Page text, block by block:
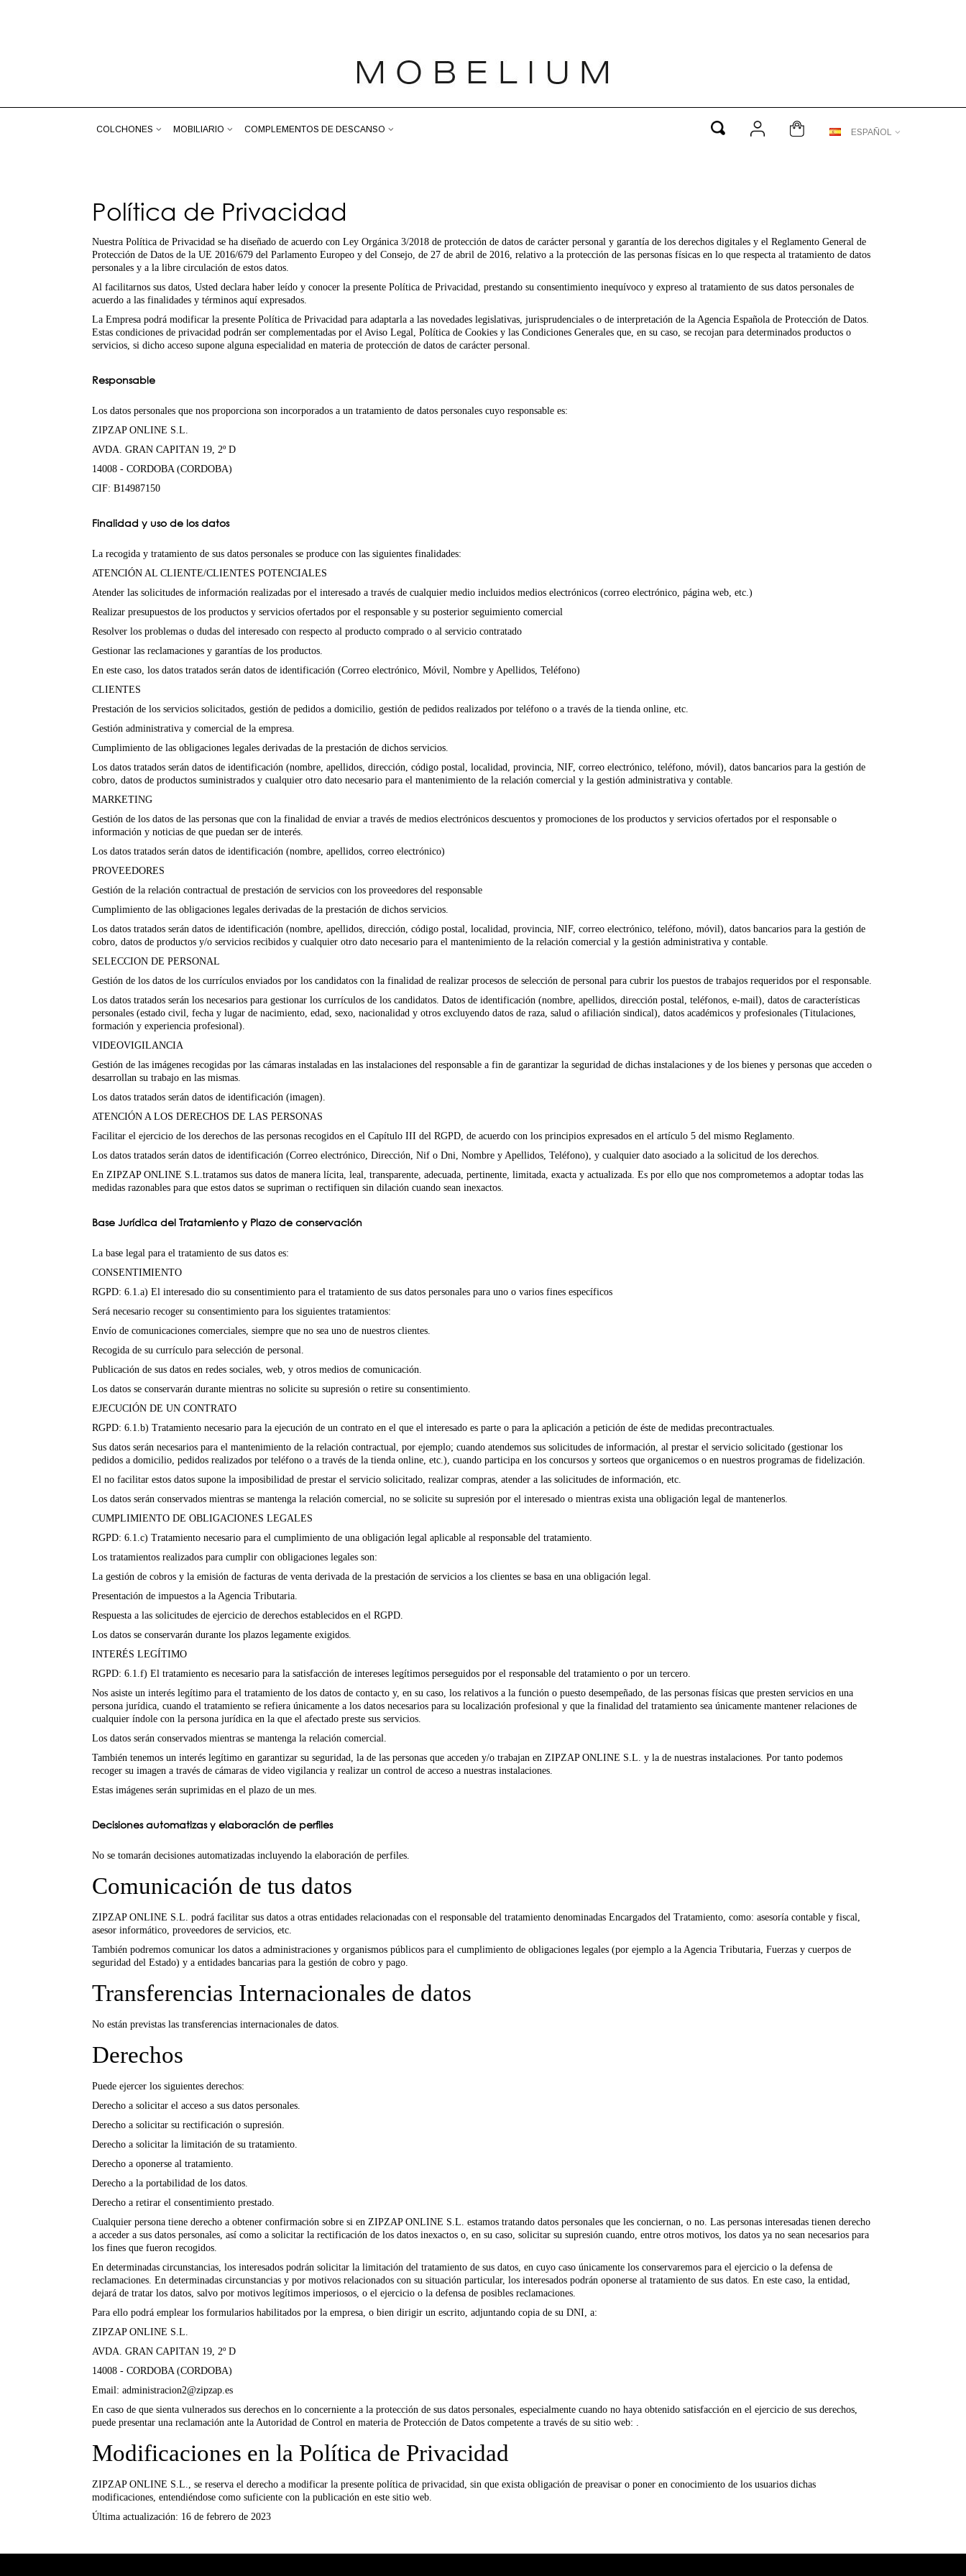
COLCHONES MOBILIARIO COMPLEMENTOS DE DESCANSO ESPAÑOL
Política de Privacidad
Nuestra Política de Privacidad se ha diseñado de acuerdo con Ley Orgánica 3/2018 de protección de datos de carácter personal y garantía de los derechos digitales y el Reglamento General de
Protección de Datos de la UE 2016/679 del Parlamento Europeo y del Consejo, de 27 de abril de 2016, relativo a la protección de las personas físicas en lo que respecta al tratamiento de datos
personales y a la libre circulación de estos datos.
Al facilitarnos sus datos, Usted declara haber leído y conocer la presente Política de Privacidad, prestando su consentimiento inequívoco y expreso al tratamiento de sus datos personales de
acuerdo a las finalidades y términos aquí expresados.
La Empresa podrá modificar la presente Política de Privacidad para adaptarla a las novedades legislativas, jurisprudenciales o de interpretación de la Agencia Española de Protección de Datos.
Estas condiciones de privacidad podrán ser complementadas por el Aviso Legal, Política de Cookies y las Condiciones Generales que, en su caso, se recojan para determinados productos o
servicios, si dicho acceso supone alguna especialidad en materia de protección de datos de carácter personal.
Responsable
Los datos personales que nos proporciona son incorporados a un tratamiento de datos personales cuyo responsable es:
ZIPZAP ONLINE S.L.
AVDA. GRAN CAPITAN 19, 2º D
14008 - CORDOBA (CORDOBA)
CIF: B14987150
Finalidad y uso de los datos
La recogida y tratamiento de sus datos personales se produce con las siguientes finalidades:
ATENCIÓN AL CLIENTE/CLIENTES POTENCIALES
Atender las solicitudes de información realizadas por el interesado a través de cualquier medio incluidos medios electrónicos (correo electrónico, página web, etc.)
Realizar presupuestos de los productos y servicios ofertados por el responsable y su posterior seguimiento comercial
Resolver los problemas o dudas del interesado con respecto al producto comprado o al servicio contratado
Gestionar las reclamaciones y garantías de los productos.
En este caso, los datos tratados serán datos de identificación (Correo electrónico, Móvil, Nombre y Apellidos, Teléfono)
CLIENTES
Prestación de los servicios solicitados, gestión de pedidos a domicilio, gestión de pedidos realizados por teléfono o a través de la tienda online, etc.
Gestión administrativa y comercial de la empresa.
Cumplimiento de las obligaciones legales derivadas de la prestación de dichos servicios.
Los datos tratados serán datos de identificación (nombre, apellidos, dirección, código postal, localidad, provincia, NIF, correo electrónico, teléfono, móvil), datos bancarios para la gestión de
cobro, datos de productos suministrados y cualquier otro dato necesario para el mantenimiento de la relación comercial y la gestión administrativa y contable.
MARKETING
Gestión de los datos de las personas que con la finalidad de enviar a través de medios electrónicos descuentos y promociones de los productos y servicios ofertados por el responsable o
información y noticias de que puedan ser de interés.
Los datos tratados serán datos de identificación (nombre, apellidos, correo electrónico)
PROVEEDORES
Gestión de la relación contractual de prestación de servicios con los proveedores del responsable
Cumplimiento de las obligaciones legales derivadas de la prestación de dichos servicios.
Los datos tratados serán datos de identificación (nombre, apellidos, dirección, código postal, localidad, provincia, NIF, correo electrónico, teléfono, móvil), datos bancarios para la gestión de
cobro, datos de productos y/o servicios recibidos y cualquier otro dato necesario para el mantenimiento de la relación comercial y la gestión administrativa y contable.
SELECCION DE PERSONAL
Gestión de los datos de los currículos enviados por los candidatos con la finalidad de realizar procesos de selección de personal para cubrir los puestos de trabajos requeridos por el responsable.
Los datos tratados serán los necesarios para gestionar los currículos de los candidatos. Datos de identificación (nombre, apellidos, dirección postal, teléfonos, e-mail), datos de características
personales (estado civil, fecha y lugar de nacimiento, edad, sexo, nacionalidad y otros excluyendo datos de raza, salud o afiliación sindical), datos académicos y profesionales (Titulaciones,
formación y experiencia profesional).
VIDEOVIGILANCIA
Gestión de las imágenes recogidas por las cámaras instaladas en las instalaciones del responsable a fin de garantizar la seguridad de dichas instalaciones y de los bienes y personas que acceden o
desarrollan su trabajo en las mismas.
Los datos tratados serán datos de identificación (imagen).
ATENCIÓN A LOS DERECHOS DE LAS PERSONAS
Facilitar el ejercicio de los derechos de las personas recogidos en el Capítulo III del RGPD, de acuerdo con los principios expresados en el artículo 5 del mismo Reglamento.
Los datos tratados serán datos de identificación (Correo electrónico, Dirección, Nif o Dni, Nombre y Apellidos, Teléfono), y cualquier dato asociado a la solicitud de los derechos.
En ZIPZAP ONLINE S.L.tratamos sus datos de manera lícita, leal, transparente, adecuada, pertinente, limitada, exacta y actualizada. Es por ello que nos comprometemos a adoptar todas las
medidas razonables para que estos datos se supriman o rectifiquen sin dilación cuando sean inexactos.
Base Jurídica del Tratamiento y Plazo de conservación
La base legal para el tratamiento de sus datos es:
CONSENTIMIENTO
RGPD: 6.1.a) El interesado dio su consentimiento para el tratamiento de sus datos personales para uno o varios fines específicos
Será necesario recoger su consentimiento para los siguientes tratamientos:
Envío de comunicaciones comerciales, siempre que no sea uno de nuestros clientes.
Recogida de su currículo para selección de personal.
Publicación de sus datos en redes sociales, web, y otros medios de comunicación.
Los datos se conservarán durante mientras no solicite su supresión o retire su consentimiento.
EJECUCIÓN DE UN CONTRATO
RGPD: 6.1.b) Tratamiento necesario para la ejecución de un contrato en el que el interesado es parte o para la aplicación a petición de éste de medidas precontractuales.
Sus datos serán necesarios para el mantenimiento de la relación contractual, por ejemplo; cuando atendemos sus solicitudes de información, al prestar el servicio solicitado (gestionar los
pedidos a domicilio, pedidos realizados por teléfono o a través de la tienda online, etc.), cuando participa en los concursos y sorteos que organicemos o en nuestros programas de fidelización.
El no facilitar estos datos supone la imposibilidad de prestar el servicio solicitado, realizar compras, atender a las solicitudes de información, etc.
Los datos serán conservados mientras se mantenga la relación comercial, no se solicite su supresión por el interesado o mientras exista una obligación legal de mantenerlos.
CUMPLIMIENTO DE OBLIGACIONES LEGALES
RGPD: 6.1.c) Tratamiento necesario para el cumplimiento de una obligación legal aplicable al responsable del tratamiento.
Los tratamientos realizados para cumplir con obligaciones legales son:
La gestión de cobros y la emisión de facturas de venta derivada de la prestación de servicios a los clientes se basa en una obligación legal.
Presentación de impuestos a la Agencia Tributaria.
Respuesta a las solicitudes de ejercicio de derechos establecidos en el RGPD.
Los datos se conservarán durante los plazos legamente exigidos.
INTERÉS LEGÍTIMO
RGPD: 6.1.f) El tratamiento es necesario para la satisfacción de intereses legítimos perseguidos por el responsable del tratamiento o por un tercero.
Nos asiste un interés legítimo para el tratamiento de los datos de contacto y, en su caso, los relativos a la función o puesto desempeñado, de las personas físicas que presten servicios en una
persona jurídica, cuando el tratamiento se refiera únicamente a los datos necesarios para su localización profesional y que la finalidad del tratamiento sea únicamente mantener relaciones de
cualquier índole con la persona jurídica en la que el afectado preste sus servicios.
Los datos serán conservados mientras se mantenga la relación comercial.
También tenemos un interés legítimo en garantizar su seguridad, la de las personas que acceden y/o trabajan en ZIPZAP ONLINE S.L. y la de nuestras instalaciones. Por tanto podemos
recoger su imagen a través de cámaras de video vigilancia y realizar un control de acceso a nuestras instalaciones.
Estas imágenes serán suprimidas en el plazo de un mes.
Decisiones automatizas y elaboración de perfiles
No se tomarán decisiones automatizadas incluyendo la elaboración de perfiles.
Comunicación de tus datos
ZIPZAP ONLINE S.L. podrá facilitar sus datos a otras entidades relacionadas con el responsable del tratamiento denominadas Encargados del Tratamiento, como: asesoría contable y fiscal,
asesor informático, proveedores de servicios, etc.
También podremos comunicar los datos a administraciones y organismos públicos para el cumplimiento de obligaciones legales (por ejemplo a la Agencia Tributaria, Fuerzas y cuerpos de
seguridad del Estado) y a entidades bancarias para la gestión de cobro y pago.
Transferencias Internacionales de datos
No están previstas las transferencias internacionales de datos.
Derechos
Puede ejercer los siguientes derechos:
Derecho a solicitar el acceso a sus datos personales.
Derecho a solicitar su rectificación o supresión.
Derecho a solicitar la limitación de su tratamiento.
Derecho a oponerse al tratamiento.
Derecho a la portabilidad de los datos.
Derecho a retirar el consentimiento prestado.
Cualquier persona tiene derecho a obtener confirmación sobre si en ZIPZAP ONLINE S.L. estamos tratando datos personales que les conciernan, o no. Las personas interesadas tienen derecho
a acceder a sus datos personales, así como a solicitar la rectificación de los datos inexactos o, en su caso, solicitar su supresión cuando, entre otros motivos, los datos ya no sean necesarios para
los fines que fueron recogidos.
En determinadas circunstancias, los interesados podrán solicitar la limitación del tratamiento de sus datos, en cuyo caso únicamente los conservaremos para el ejercicio o la defensa de
reclamaciones. En determinadas circunstancias y por motivos relacionados con su situación particular, los interesados podrán oponerse al tratamiento de sus datos. En este caso, la entidad,
dejará de tratar los datos, salvo por motivos legítimos imperiosos, o el ejercicio o la defensa de posibles reclamaciones.
Para ello podrá emplear los formularios habilitados por la empresa, o bien dirigir un escrito, adjuntando copia de su DNI, a:
ZIPZAP ONLINE S.L.
AVDA. GRAN CAPITAN 19, 2º D
14008 - CORDOBA (CORDOBA)
Email: administracion2@zipzap.es
En caso de que sienta vulnerados sus derechos en lo concerniente a la protección de sus datos personales, especialmente cuando no haya obtenido satisfacción en el ejercicio de sus derechos,
puede presentar una reclamación ante la Autoridad de Control en materia de Protección de Datos competente a través de su sitio web: .
Modificaciones en la Política de Privacidad
ZIPZAP ONLINE S.L., se reserva el derecho a modificar la presente política de privacidad, sin que exista obligación de preavisar o poner en conocimiento de los usuarios dichas
modificaciones, entendiéndose como suficiente con la publicación en este sitio web.
Última actualización: 16 de febrero de 2023